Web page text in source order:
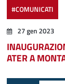
#COMUNICATI
27 gen 2023
ATER A